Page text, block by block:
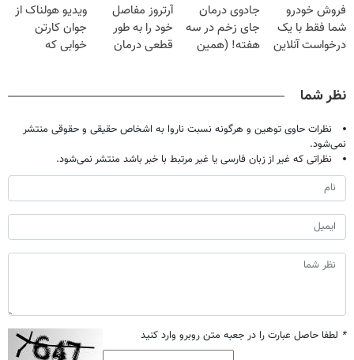
تحمل میکنی؟❗
خانگی
میلیون تومان!!!
فروش خودرو
شما فقط با یک
درخواست آنلاین
جادوی درمان
جای زخم در سه
هفته! (همین
آرتروز مفاصل
خود را به طور
قطعی درمان
ویدیو هولناک از
جوان کارتن
خوابی که
نظر شما
نظرات حاوی توهین و هرگونه نسبت ناروا به اشخاص حقیقی و حقوقی منتشر
نمی‌شود.
نظراتی که غیر از زبان فارسی یا غیر مرتبط با خبر باشد منتشر نمی‌شود.
* لطفا حاصل عبارت را در جعبه متن روبرو وارد کنید